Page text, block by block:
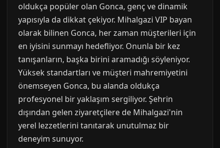
oldukça popüler olan Gonca, genç ve dinamik
yapısıyla da dikkat çekiyor. Mihalgazi VIP bayan
olarak bilinen Gonca, her zaman müşterileri için
en iyisini sunmayı hedefliyor. Onunla bir kez
tanışanların, başka birini aramadığı söyleniyor.
Yüksek standartları ve müşteri mahremiyetini
önemseyen Gonca, bu alanda oldukça
profesyonel bir yaklaşım sergiliyor. Şehrin
dışından gelen ziyaretçilere de Mihalgazi'nin
yerel lezzetlerini tanıtarak unutulmaz bir
deneyim sunuyor.